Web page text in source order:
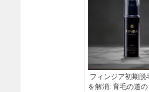
フィンジア初期脱
を解消: 育毛の道